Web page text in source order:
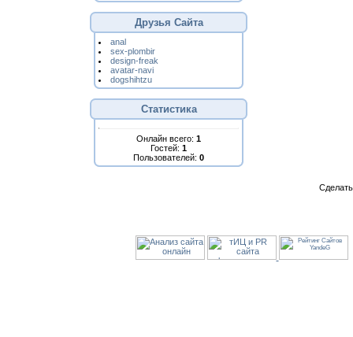
Друзья Сайта
anal
sex-plombir
design-freak
avatar-navi
dogshihtzu
Статистика
Онлайн всего: 1
Гостей: 1
Пользователей: 0